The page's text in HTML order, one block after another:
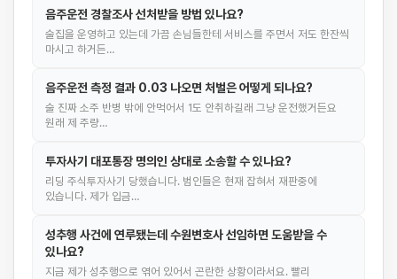
음주운전 경찰조사 선처받을 방법 있나요?
술집을 운영하고 있는데 가끔 손님들한테 서비스를 주면서 저도 한잔씩
마시고 하거든…
음주운전 측정 결과 0.03 나오면 처벌은 어떻게 되나요?
술 진짜 소주 반병 밖에 안먹어서 1도 안취하길래 그냥 운전했거든요
원래 제 주량…
투자사기 대포통장 명의인 상대로 소송할 수 있나요?
리딩 주식투자사기 당했습니다. 범인들은 현재 잡혀서 재판중에
있습니다. 제가 입금…
성추행 사건에 연루됐는데 수원변호사 선임하면 도움받을 수
있나요?
지금 제가 성추행으로 엮어 있어서 곤란한 상황이라서요. 빨리